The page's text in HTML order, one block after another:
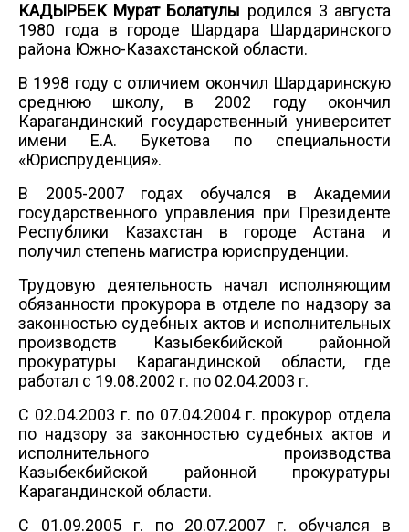
КАДЫРБЕК Мурат Болатулы родился 3 августа
1980 года в городе Шардара Шардаринского
района Южно-Казахстанской области.
В 1998 году с отличием окончил Шардаринскую
среднюю школу, в 2002 году окончил
Карагандинский государственный университет
имени Е.А. Букетова по специальности
«Юриспруденция».
В 2005-2007 годах обучался в Академии
государственного управления при Президенте
Республики Казахстан в городе Астана и
получил степень магистра юриспруденции.
Трудовую деятельность начал исполняющим
обязанности прокурора в отделе по надзору за
законностью судебных актов и исполнительных
производств Казыбекбийской районной
прокуратуры Карагандинской области, где
работал с 19.08.2002 г. по 02.04.2003 г.
С 02.04.2003 г. по 07.04.2004 г. прокурор отдела
по надзору за законностью судебных актов и
исполнительного производства
Казыбекбийской районной прокуратуры
Карагандинской области.
С 01.09.2005 г. по 20.07.2007 г. обучался в